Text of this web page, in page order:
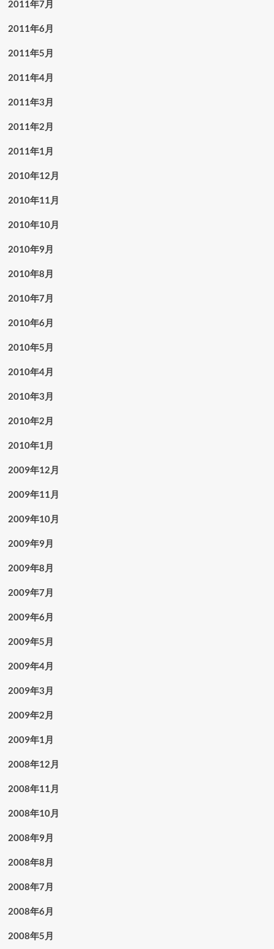
2011年7月
2011年6月
2011年5月
2011年4月
2011年3月
2011年2月
2011年1月
2010年12月
2010年11月
2010年10月
2010年9月
2010年8月
2010年7月
2010年6月
2010年5月
2010年4月
2010年3月
2010年2月
2010年1月
2009年12月
2009年11月
2009年10月
2009年9月
2009年8月
2009年7月
2009年6月
2009年5月
2009年4月
2009年3月
2009年2月
2009年1月
2008年12月
2008年11月
2008年10月
2008年9月
2008年8月
2008年7月
2008年6月
2008年5月